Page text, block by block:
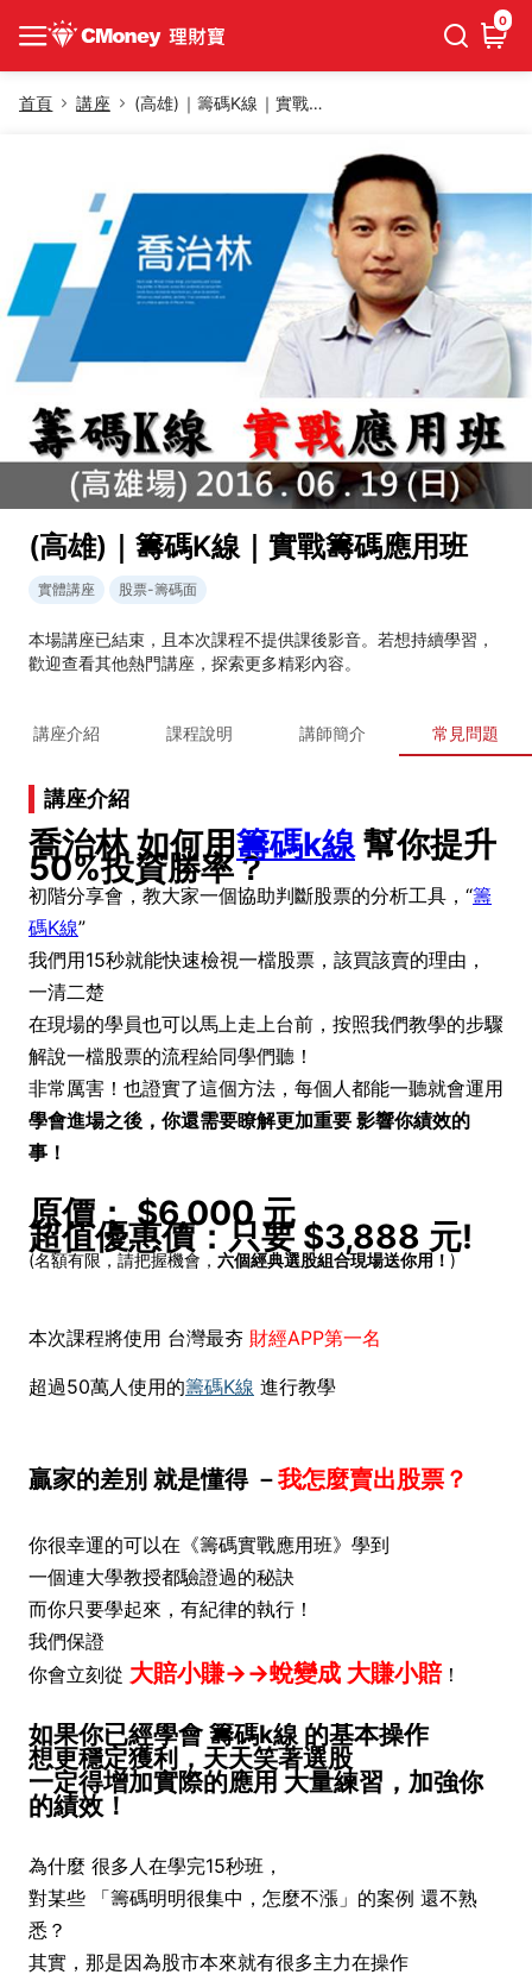
0
首頁 講座 (高雄)｜籌碼K線｜實戰籌碼應用班
(高雄)｜籌碼K線｜實戰籌碼應用班
實體講座 股票-籌碼面
本場講座已結束，且本次課程不提供課後影音。若想持續學習，
歡迎查看其他熱門講座，探索更多精彩內容。
講座介紹 課程說明 講師簡介 常見問題
講座介紹
喬治林 如何用籌碼k線幫你提升
50%投資勝率？
初階分享會，教大家一個協助判斷股票的分析工具，“籌
碼K線”
我們用15秒就能快速檢視一檔股票， 該買該賣的理由，
一清二楚
在現場的學員也可以馬上走上台前，按照我們教學的步驟
解說一檔股票的流程給同學們聽！
非常厲害！也證實了這個方法，每個人都能一聽就會運用
學會進場之後，你還需要瞭解更加重要 影響你績效的
事！
原價： $6,000 元
超值優惠價：只要 $3,888 元!
(名額有限，請把握機會， 六個經典選股組合現場送你用！ )
本次課程將使用 台灣最夯 財經APP第一名
超過50萬人使用的籌碼K線 進行教學
贏家的差別 就是懂得 －我怎麼賣出股票？
你很幸運的可以在《籌碼實戰應用班》學到
一個連大學教授都驗證過的秘訣
而你只要學起來，有紀律的執行！
我們保證
你會立刻從 大賠小賺→→蛻變成 大賺小賠！
如果你已經學會 籌碼k線 的基本操作
想更穩定獲利，天天笑著選股
一定得增加實際的應用 大量練習，加強你
的績效！
為什麼 很多人在學完15秒班，
對某些 「籌碼明明很集中，怎麼不漲」的案例 還不熟
悉？
其實，那是因為股市本來就有很多主力在操作